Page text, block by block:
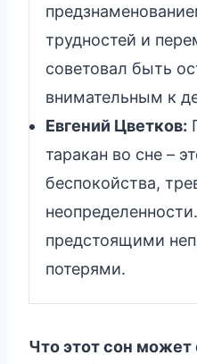
трудностей и
советовал быть
внимательным к
Евгений Цветков:
таракан во сне –
беспокойства,
предстоящими
потерями.
Что этот сон может